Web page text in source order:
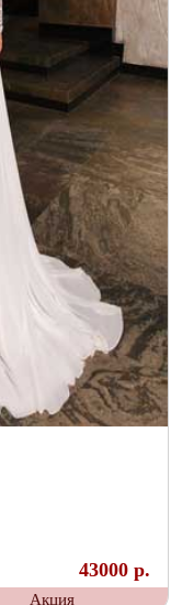
43000 р.
Акция